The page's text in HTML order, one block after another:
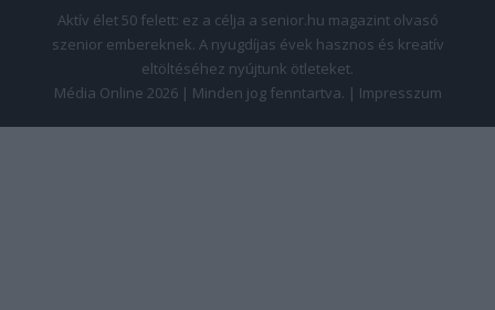
Aktív élet 50 felett: ez a célja a senior.hu magazint olvasó
szenior embereknek. A nyugdíjas évek hasznos és kreatív
eltöltéséhez nyújtunk ötleteket.
Média Online 2026 | Minden jog fenntartva. | Impresszum